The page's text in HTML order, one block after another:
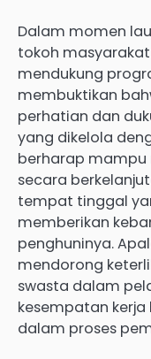
Dalam momen
tokoh
mendukung
membuktikan
perhatian dan
yang dikelola
berharap
secara
tempat tinggal
memberikan
penghuninya.
mendorong
swasta dalam
kesempatan
dalam proses